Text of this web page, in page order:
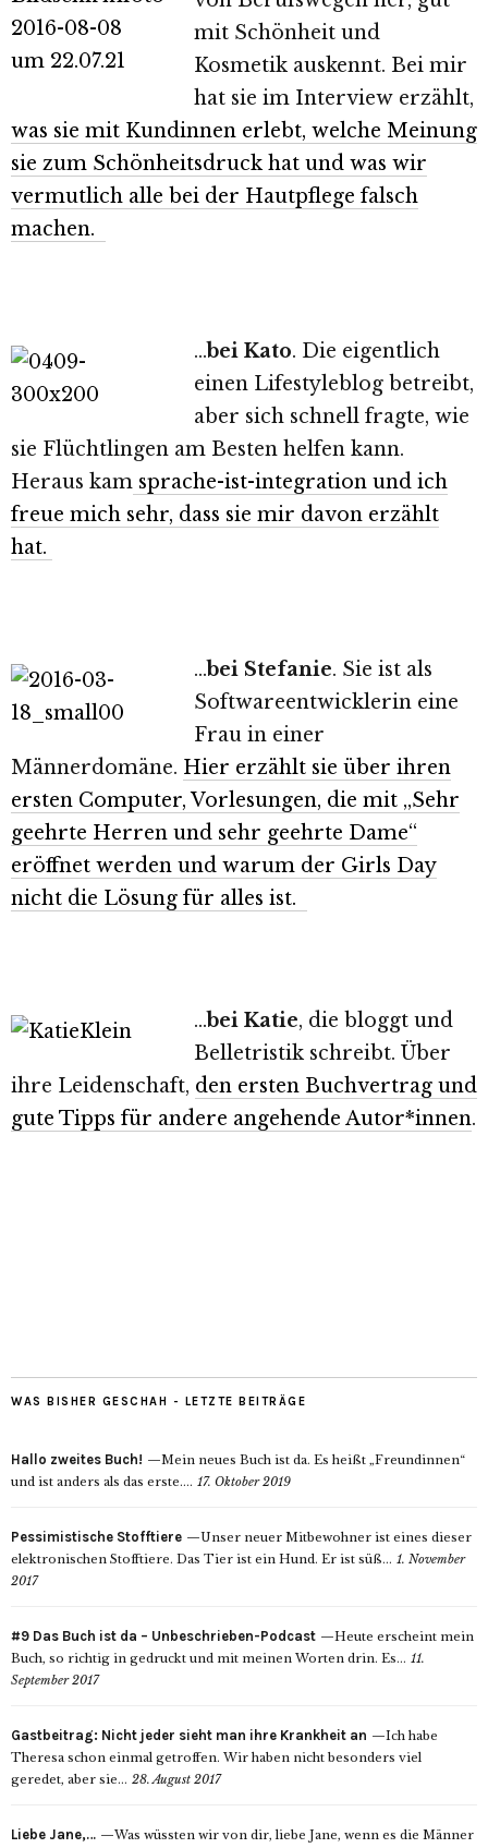
mit Schönheit und
Kosmetik auskennt. Bei mir
hat sie im Interview erzählt,
was sie mit Kundinnen erlebt, welche Meinung
sie zum Schönheitsdruck hat und was wir
vermutlich alle bei der Hautpflege falsch
machen.
…bei Kato. Die eigentlich
einen Lifestyleblog betreibt,
aber sich schnell fragte, wie
sie Flüchtlingen am Besten helfen kann.
Heraus kam sprache-ist-integration und ich
freue mich sehr, dass sie mir davon erzählt
hat.
…bei Stefanie. Sie ist als
Softwareentwicklerin eine
Frau in einer
Männerdomäne. Hier erzählt sie über ihren
ersten Computer, Vorlesungen, die mit „Sehr
geehrte Herren und sehr geehrte Dame“
eröffnet werden und warum der Girls Day
nicht die Lösung für alles ist.
…bei Katie, die bloggt und
Belletristik schreibt. Über
ihre Leidenschaft, den ersten Buchvertrag und
gute Tipps für andere angehende Autor*innen.
WAS BISHER GESCHAH - LETZTE BEITRÄGE
Hallo zweites Buch!
Mein neues Buch ist da. Es heißt „Freundinnen“
und ist anders als das erste.... 17. Oktober 2019
Pessimistische Stofftiere
Unser neuer Mitbewohner ist eines dieser
elektronischen Stofftiere. Das Tier ist ein Hund. Er ist süß... 1. November
2017
#9 Das Buch ist da – Unbeschrieben-Podcast
Heute erscheint mein
Buch, so richtig in gedruckt und mit meinen Worten drin. Es... 11.
September 2017
Gastbeitrag: Nicht jeder sieht man ihre Krankheit an
Ich habe
Theresa schon einmal getroffen. Wir haben nicht besonders viel
geredet, aber sie... 28. August 2017
Liebe Jane,…
Was wüssten wir von dir, liebe Jane, wenn es die Männer